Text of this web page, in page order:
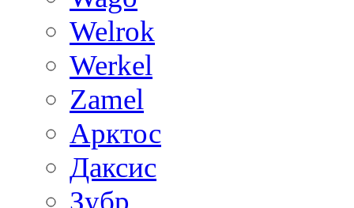
Welrok
Werkel
Zamel
Арктос
Даксис
Зубр